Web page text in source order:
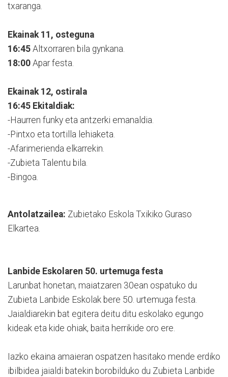
txaranga.
Ekainak 11, osteguna
16:45 Altxorraren bila gynkana.
18:00 Apar festa.
Ekainak 12, ostirala
16:45 Ekitaldiak:
-Haurren funky eta antzerki emanaldia.
-Pintxo eta tortilla lehiaketa.
-Afarimerienda elkarrekin.
-Zubieta Talentu bila.
-Bingoa.
Antolatzailea: Zubietako Eskola Txikiko Guraso
Elkartea.
Lanbide Eskolaren 50. urtemuga festa
Larunbat honetan, maiatzaren 30ean ospatuko du
Zubieta Lanbide Eskolak bere 50. urtemuga festa.
Jaialdiarekin bat egitera deitu ditu eskolako egungo
kideak eta kide ohiak, baita herrikide oro ere.
Iazko ekaina amaieran ospatzen hasitako mende erdiko
ibilbidea jaialdi batekin borobilduko du Zubieta Lanbide